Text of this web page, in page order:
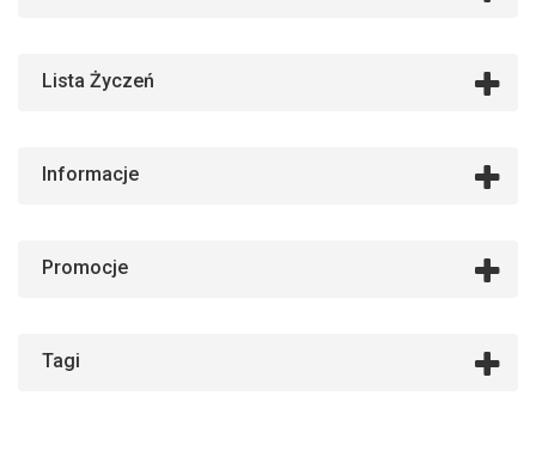
Lista Życzeń
Informacje
Promocje
Tagi